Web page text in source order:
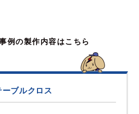
例の製作内容はこちら
ーブルクロス